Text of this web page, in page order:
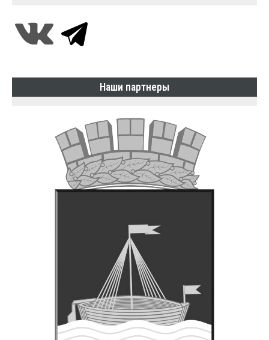
Наши партнеры